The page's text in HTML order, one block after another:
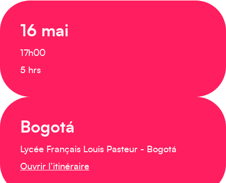
16 mai
17h00
5 hrs
Bogotá
Lycée Français Louis Pasteur - Bogotá
Ouvrir l’itinéraire